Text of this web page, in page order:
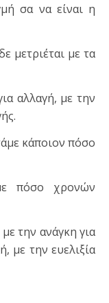
σα να είναι η
μετριέται με τα
αλλαγή, με την
κάποιον πόσο
πόσο χρονών
με την ανάγκη για
με την ευελιξία